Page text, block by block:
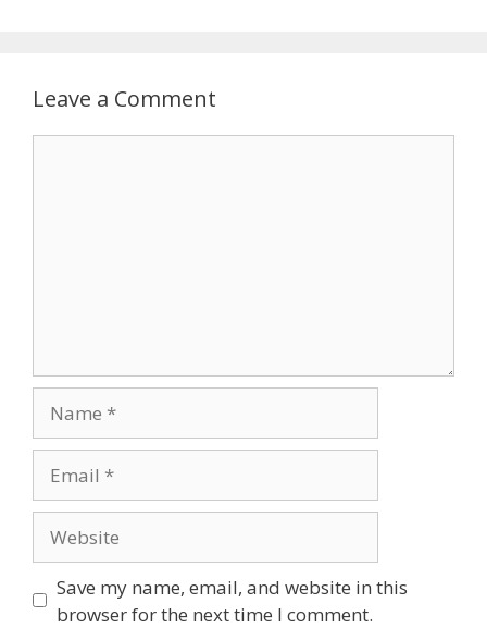
Leave a Comment
Save my name, email, and website in this
browser for the next time I comment.